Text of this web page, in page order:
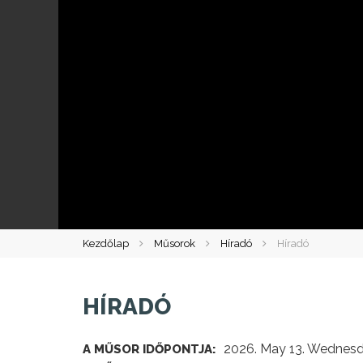
Kezdőlap Műsorok Híradó Híradó
HÍRADÓ
A MŰSOR IDŐPONTJA: 2026. May 13.